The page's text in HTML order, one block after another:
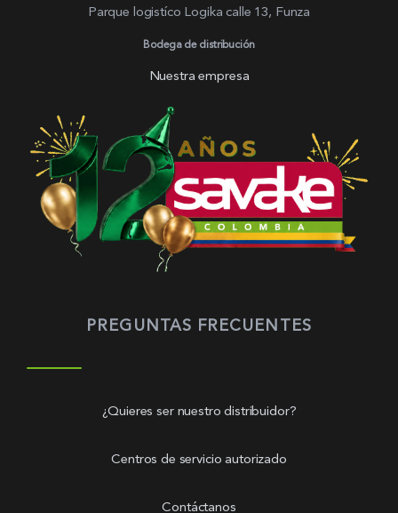
Parque logistíco Logika calle 13, Funza
Bodega de distribución
Nuestra empresa
PREGUNTAS FRECUENTES
¿Quieres ser nuestro distribuidor?
Centros de servicio autorizado
Contáctanos